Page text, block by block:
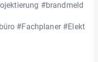
#brandmeld
#Fachplaner #Elekt